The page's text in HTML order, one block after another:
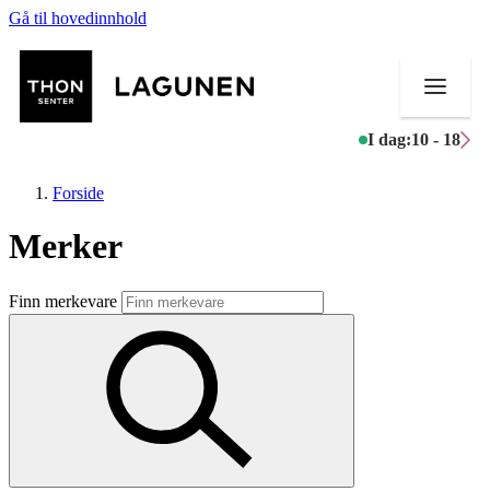
Gå til hovedinnhold
I dag:10 - 18
Butikker
Mat og drikke
Aktiviteter
Forside
Merker
Finn merkevare